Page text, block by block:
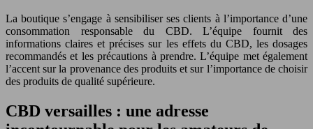
La boutique s’engage à sensibiliser ses clients à l’importance d’une
consommation responsable du CBD. L’équipe fournit des
informations claires et précises sur les effets du CBD, les dosages
recommandés et les précautions à prendre. L’équipe met également
l’accent sur la provenance des produits et sur l’importance de choisir
des produits de qualité supérieure.
CBD versailles : une adresse